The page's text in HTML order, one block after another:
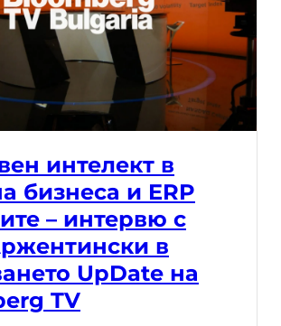
интелект в
бизнеса и ERP
– интервю с
в
UpDate на
TV